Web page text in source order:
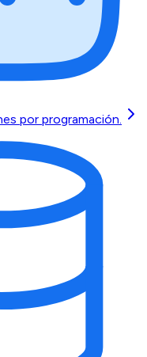
por programación.